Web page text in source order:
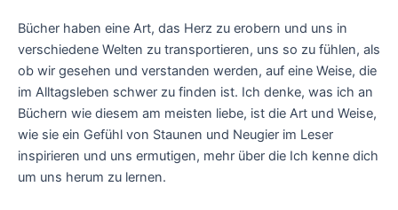
Bücher haben eine Art, das Herz zu erobern und uns in
verschiedene Welten zu transportieren, uns so zu fühlen, als
ob wir gesehen und verstanden werden, auf eine Weise, die
im Alltagsleben schwer zu finden ist. Ich denke, was ich an
Büchern wie diesem am meisten liebe, ist die Art und Weise,
wie sie ein Gefühl von Staunen und Neugier im Leser
inspirieren und uns ermutigen, mehr über die Ich kenne dich
um uns herum zu lernen.